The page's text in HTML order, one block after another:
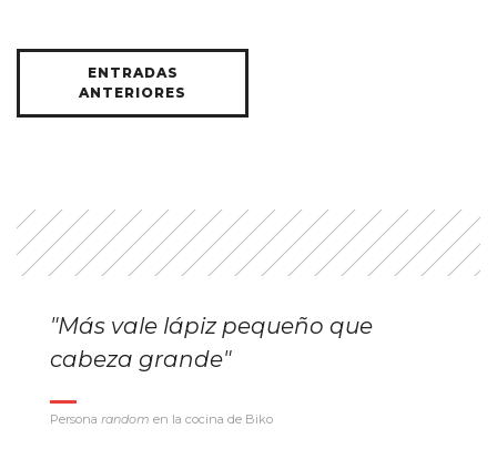
Navegación
entradas
ENTRADAS
ANTERIORES
"Más vale lápiz pequeño que
cabeza grande"
Persona random en la cocina de Biko